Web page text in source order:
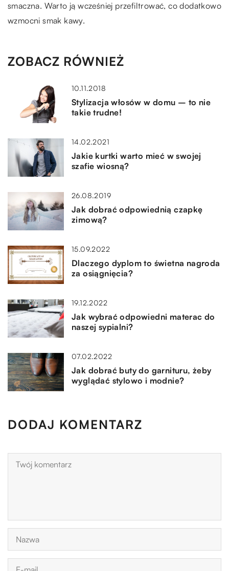
smaczna. Warto ją wcześniej przefiltrować, co dodatkowo
wzmocni smak kawy.
ZOBACZ RÓWNIEŻ
10.11.2018
Stylizacja włosów w domu – to nie
takie trudne!
14.02.2021
Jakie kurtki warto mieć w swojej
szafie wiosną?
26.08.2019
Jak dobrać odpowiednią czapkę
zimową?
15.09.2022
Dlaczego dyplom to świetna nagroda
za osiągnięcia?
19.12.2022
Jak wybrać odpowiedni materac do
naszej sypialni?
07.02.2022
Jak dobrać buty do garnituru, żeby
wyglądać stylowo i modnie?
DODAJ KOMENTARZ